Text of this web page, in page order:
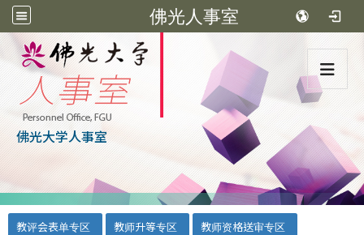
佛光人事室
:::
佛光大学人事室
教评会表单专区 教师升等专区 教师资格送审专区